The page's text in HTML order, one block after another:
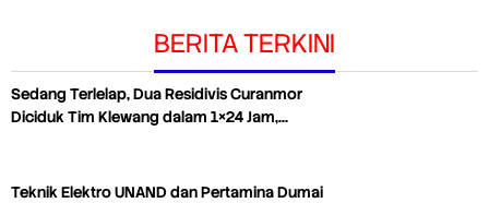
BERITA TERKINI
Sedang Terlelap, Dua Residivis Curanmor
Diciduk Tim Klewang dalam 1×24 Jam,…
Teknik Elektro UNAND dan Pertamina Dumai